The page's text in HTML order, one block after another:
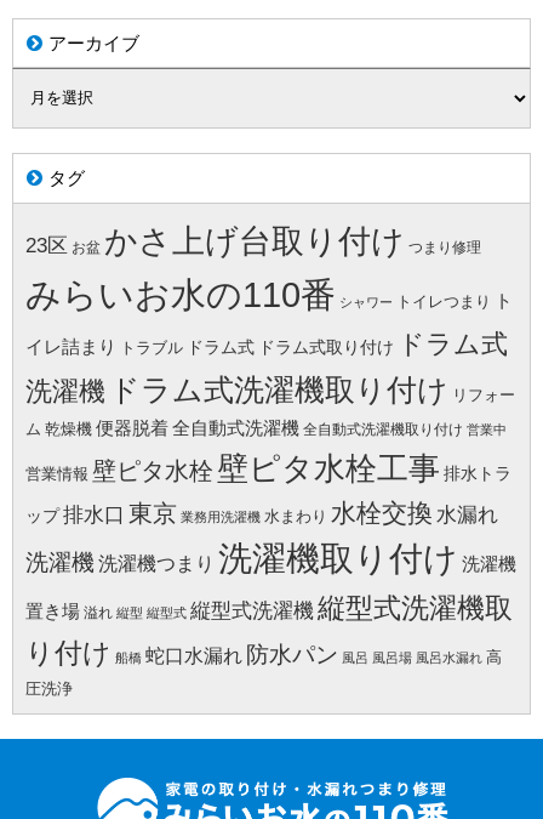
アーカイブ
タグ
23区 お盆 かさ上げ台取り付け つまり修理
みらいお水の110番 シャワー トイレつまり ト
イレ詰まり トラブル ドラム式 ドラム式取り付け
ドラム式
洗濯機 ドラム式洗濯機取り付け リフォー
ム 乾燥機 便器脱着全自動式洗濯機 全自動式洗濯機取り付け 営業中
営業情報 壁ピタ水栓 壁ピタ水栓工事 排水トラ
ップ排水口 東京 業務用洗濯機 水まわり 水栓交換 水漏れ
洗濯機 洗濯機つまり 洗濯機取り付け 洗濯機
置き場 溢れ 縦型 縦型式 縦型式洗濯機 縦型式洗濯機取
り付け 船橋 蛇口水漏れ 防水パン 風呂 風呂場 風呂水漏れ 高
圧洗浄